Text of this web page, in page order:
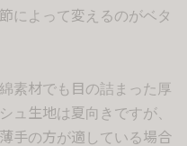
によって変えるのがベタ
素材でも目の詰まった厚
ュ生地は夏向きですが、
手の方が適している場合